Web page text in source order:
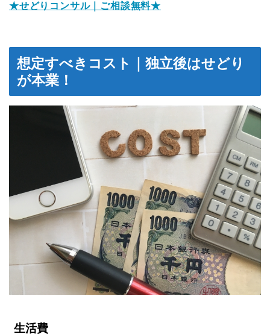
★せどりコンサル｜ご相談無料★
想定すべきコスト｜独立後はせどり
が本業！
生活費